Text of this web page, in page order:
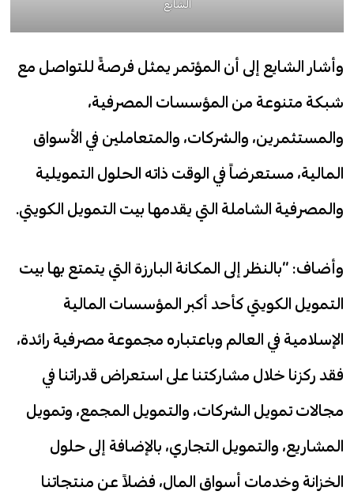
الشايع
وأشار الشايع إلى أن المؤتمر يمثل فرصةً للتواصل مع
شبكة متنوعة من المؤسسات المصرفية،
والمستثمرين، والشركات، والمتعاملين في الأسواق
المالية، مستعرضاً في الوقت ذاته الحلول التمويلية
والمصرفية الشاملة التي يقدمها بيت التمويل الكويتي.
وأضاف: “بالنظر إلى المكانة البارزة التي يتمتع بها بيت
التمويل الكويتي كأحد أكبر المؤسسات المالية
الإسلامية في العالم وباعتباره مجموعة مصرفية رائدة،
فقد ركزنا خلال مشاركتنا على استعراض قدراتنا في
مجالات تمويل الشركات، والتمويل المجمع، وتمويل
المشاريع، والتمويل التجاري، بالإضافة إلى حلول
الخزانة وخدمات أسواق المال، فضلاً عن منتجاتنا